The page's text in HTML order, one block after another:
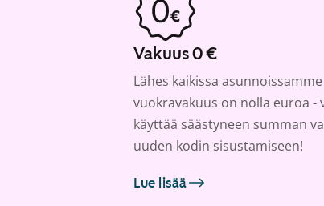
Vakuus 0 €
Lähes kaikissa asunnoissamme
vuokravakuus on nolla euroa -
käyttää säästyneen summan
uuden kodin sisustamiseen!
Lue lisää